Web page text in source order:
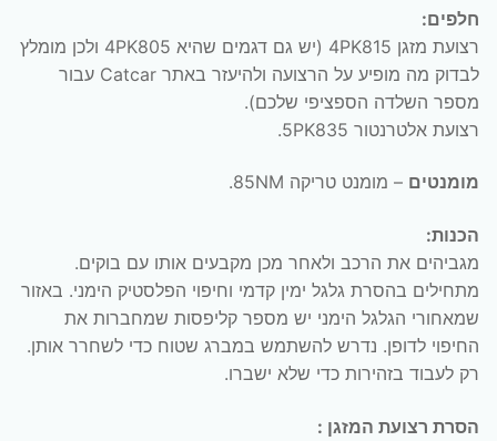
חלפים:
רצועת מזגן 4PK815 (יש גם דגמים שהיא 4PK805 ולכן מומלץ
לבדוק מה מופיע על הרצועה ולהיעזר באתר Catcar עבור
מספר השלדה הספציפי שלכם).
רצועת אלטרנטור 5PK835.
מומנטים – מומנט טריקה 85NM.
הכנות:
מגביהים את הרכב ולאחר מכן מקבעים אותו עם בוקים.
מתחילים בהסרת גלגל ימין קדמי וחיפוי הפלסטיק הימני. באזור
שמאחורי הגלגל הימני יש מספר קליפסות שמחברות את
החיפוי לדופן. נדרש להשתמש במברג שטוח כדי לשחרר אותן.
רק לעבוד בזהירות כדי שלא ישברו.
הסרת רצועת המזגן :